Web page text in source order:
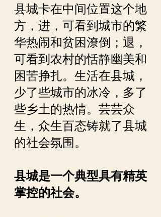
县城卡在中间位置这个地
方，进，可看到城市的繁
华热闹和贫困潦倒；退，
可看到农村的恬静幽美和
困苦挣扎。生活在县城，
少了些城市的冰冷，多了
些乡土的热情。芸芸众
生，众生百态铸就了县城
的社会氛围。
县城是一个典型具有精英
掌控的社会。